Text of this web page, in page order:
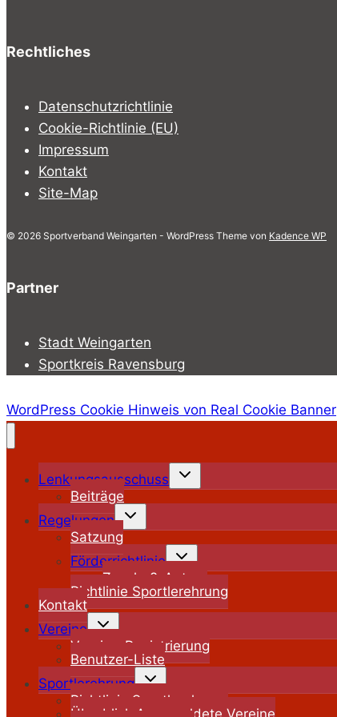
Rechtliches
Datenschutzrichtlinie
Cookie-Richtlinie (EU)
Impressum
Kontakt
Site-Map
© 2026 Sportverband Weingarten - WordPress Theme von Kadence WP
Partner
Stadt Weingarten
Sportkreis Ravensburg
WordPress Cookie Hinweis von Real Cookie Banner
Lenkungsausschuss
Untermenü
Beiträge
Regelungen
Untermenü
umschalten
Satzung
Förderrichtlinie
Untermenü
umschalten
Zuschuß-Antrag
Richtlinie Sportlerehrung
Kontakt
Vereine
Untermenü
umschalten
Vereins-Registrierung
Benutzer-Liste
Sportlerehrung
Untermenü
umschalten
Richtlinie Sportlerehrung